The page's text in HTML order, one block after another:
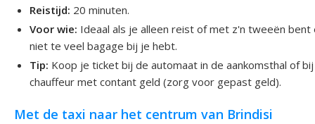
Reistijd: 20 minuten.
Voor wie: Ideaal als je alleen reist of met z'n tweeën bent
niet te veel bagage bij je hebt.
Tip: Koop je ticket bij de automaat in de aankomsthal of
chauffeur met contant geld (zorg voor gepast geld).
Met de taxi naar het centrum van Brindisi